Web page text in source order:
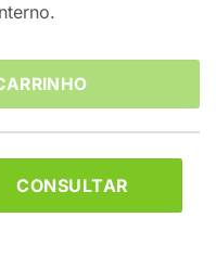
CONSULTAR